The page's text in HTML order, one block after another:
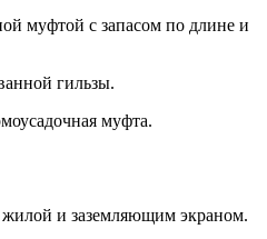
муфтой с запасом по длине и
гильзы.
муфта.
жилой и заземляющим экраном.